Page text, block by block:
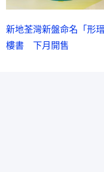
新地荃灣新盤命名「形
樓書 下月開售